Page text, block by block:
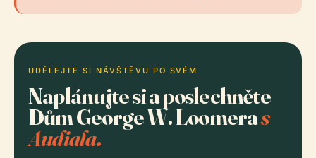
UDĚLEJTE SI NÁVŠTĚVU PO SVÉM
Naplánujte si a poslechněte
Dům George W. Loomeras
Audiala.